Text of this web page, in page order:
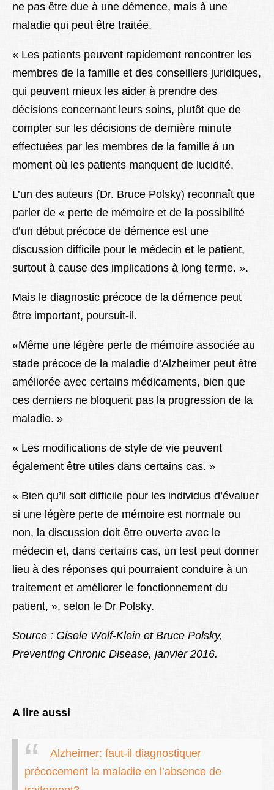
ne pas être due à une démence, mais à une
maladie qui peut être traitée.
« Les patients peuvent rapidement rencontrer les
membres de la famille et des conseillers juridiques,
qui peuvent mieux les aider à prendre des
décisions concernant leurs soins, plutôt que de
compter sur les décisions de dernière minute
effectuées par les membres de la famille à un
moment où les patients manquent de lucidité.
L’un des auteurs (Dr. Bruce Polsky) reconnaît que
parler de « perte de mémoire et de la possibilité
d’un début précoce de démence est une
discussion difficile pour le médecin et le patient,
surtout à cause des implications à long terme. ».
Mais le diagnostic précoce de la démence peut
être important, poursuit-il.
«Même une légère perte de mémoire associée au
stade précoce de la maladie d’Alzheimer peut être
améliorée avec certains médicaments, bien que
ces derniers ne bloquent pas la progression de la
maladie. »
« Les modifications de style de vie peuvent
également être utiles dans certains cas. »
« Bien qu’il soit difficile pour les individus d’évaluer
si une légère perte de mémoire est normale ou
non, la discussion doit être ouverte avec le
médecin et, dans certains cas, un test peut donner
lieu à des réponses qui pourraient conduire à un
traitement et améliorer le fonctionnement du
patient, », selon le Dr Polsky.
Source : Gisele Wolf-Klein et Bruce Polsky,
Preventing Chronic Disease, janvier 2016.
A lire aussi
Alzheimer: faut-il diagnostiquer
précocement la maladie en l’absence de